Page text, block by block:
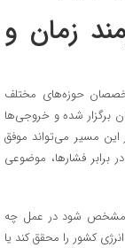
زمان و
حوزه‌های مختلف
برگزار شده و خروجی‌ها
مسیر می‌تواند موفق
برابر فشارها، موضوعی
مشخص شود در عمل چه
کشور را محقق کند یا